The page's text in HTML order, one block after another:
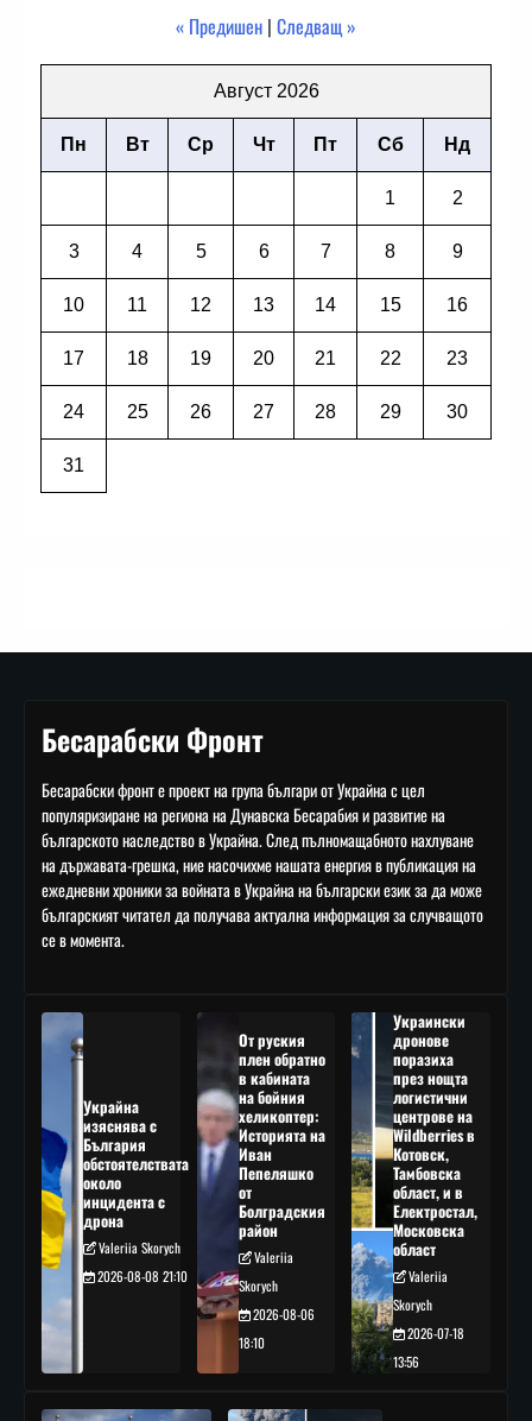
« Предишен | Следващ »
Август 2026
Пн Вт Ср Чт Пт Сб Нд
1 2
3 4 5 6 7 8 9
10 11 12 13 14 15 16
17 18 19 20 21 22 23
24 25 26 27 28 29 30
31
Бесарабски Фронт
Бесарабски фронт е проект на група българи от Украйна с цел
популяризиране на региона на Дунавска Бесарабия и развитие на
българското наследство в Украйна. След пълномащабното нахлуване
на държавата-грешка, ние насочихме нашата енергия в публикация на
ежедневни хроники за войната в Украйна на български език за да може
българският читател да получава актуална информация за случващото
се в момента.
Украйна
изяснява с
България
обстоятелствата
около
инцидента с
дрона
Valeriia Skorych
2026-08-08 21:10
От руския
плен обратно
в кабината
на бойния
хеликоптер:
Историята на
Иван
Пепеляшко
от
Болградския
район
Valeriia
Skorych
2026-08-06
18:10
Украински
дронове
поразиха
през нощта
логистични
центрове на
Wildberries в
Котовск,
Тамбовска
област, и в
Електростал,
Московска
област
Valeriia
Skorych
2026-07-18
13:56